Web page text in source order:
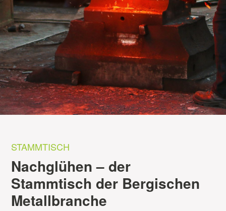
STAMMTISCH
Nachglühen – der
Stammtisch der Bergischen
Metallbranche